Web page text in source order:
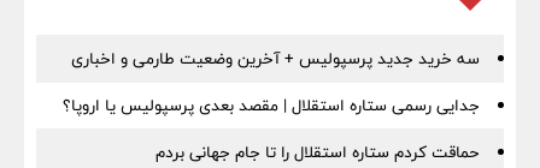
سه خرید جدید پرسپولیس + آخرین وضعیت طارمی و اخباری
جدایی رسمی ستاره استقلال | مقصد بعدی پرسپولیس یا اروپا؟
حماقت کردم ستاره استقلال را تا جام جهانی بردم